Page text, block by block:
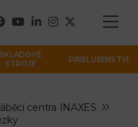
SKLADOVÉ
STROJE
PŘÍSLUŠENSTVÍ
centra INAXES